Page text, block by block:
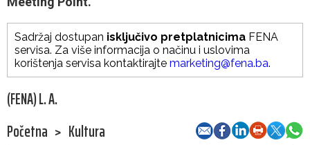
Sadržaj dostupan isključivo pretplatnicima FENA
servisa. Za više informacija o načinu i uslovima
korištenja servisa kontaktirajte marketing@fena.ba.
(FENA) L. A.
Početna > Kultura